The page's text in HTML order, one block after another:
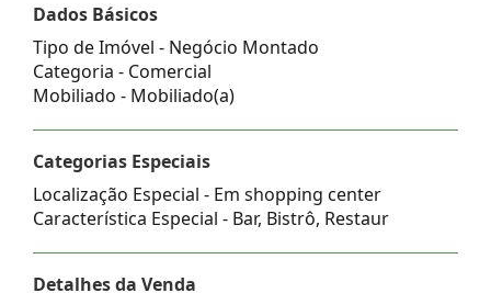
Dados Básicos
Tipo de Imóvel - Negócio Montado
Categoria - Comercial
Mobiliado - Mobiliado(a)
Categorias Especiais
Localização Especial - Em shopping center
Característica Especial - Bar, Bistrô, Restaur
Detalhes da Venda